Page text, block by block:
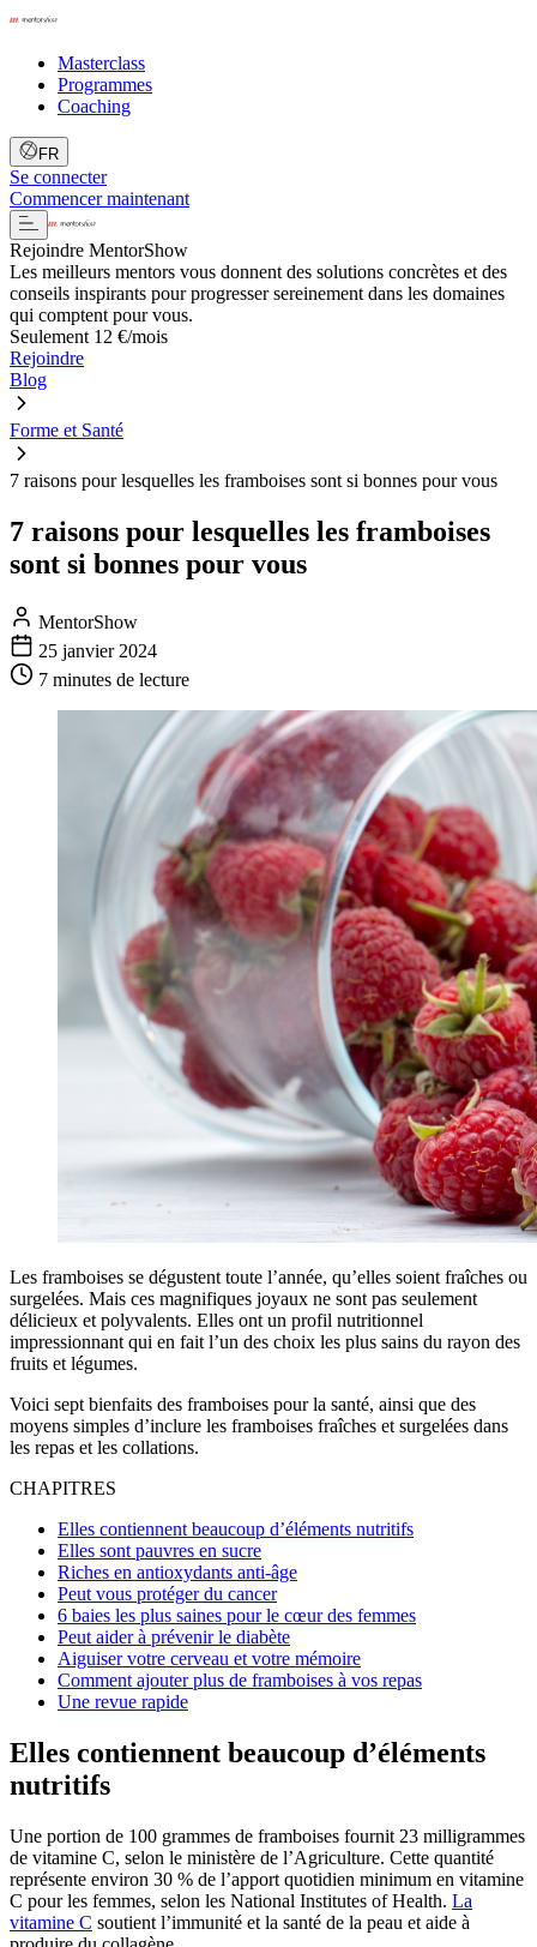
Masterclass
Programmes
Coaching
FR
Se connecter
Commencer maintenant
Rejoindre MentorShow
Les meilleurs mentors vous donnent des solutions concrètes et des
conseils inspirants pour progresser sereinement dans les domaines
qui comptent pour vous.
Seulement 12 €/mois
Rejoindre
Blog
Forme et Santé
7 raisons pour lesquelles les framboises sont si bonnes pour vous
7 raisons pour lesquelles les framboises
sont si bonnes pour vous
MentorShow
25 janvier 2024
7 minutes de lecture
Les framboises se dégustent toute l’année, qu’elles soient fraîches ou
surgelées. Mais ces magnifiques joyaux ne sont pas seulement
délicieux et polyvalents. Elles ont un profil nutritionnel
impressionnant qui en fait l’un des choix les plus sains du rayon des
fruits et légumes.
Voici sept bienfaits des framboises pour la santé, ainsi que des
moyens simples d’inclure les framboises fraîches et surgelées dans
les repas et les collations.
CHAPITRES
Elles contiennent beaucoup d’éléments nutritifs
Elles sont pauvres en sucre
Riches en antioxydants anti-âge
Peut vous protéger du cancer
6 baies les plus saines pour le cœur des femmes
Peut aider à prévenir le diabète
Aiguiser votre cerveau et votre mémoire
Comment ajouter plus de framboises à vos repas
Une revue rapide
Elles contiennent beaucoup d’éléments
nutritifs
Une portion de 100 grammes de framboises fournit 23 milligrammes
de vitamine C, selon le ministère de l’Agriculture. Cette quantité
représente environ 30 % de l’apport quotidien minimum en vitamine
C pour les femmes, selon les National Institutes of Health. La
vitamine C soutient l’immunité et la santé de la peau et aide à